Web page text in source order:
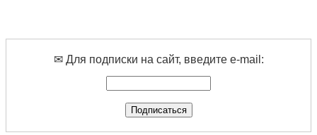
✉ Для подписки на сайт, введите e-mail: